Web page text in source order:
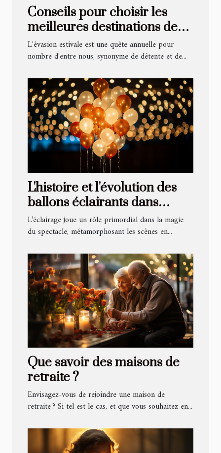
Conseils pour choisir les
meilleures destinations de
vacances d'été
L'évasion estivale est une quête annuelle pour
nombre d'entre nous, synonyme de détente et de...
L'histoire et l'évolution des
ballons éclairants dans
l'industrie du spectacle
L’éclairage joue un rôle primordial dans la magie
du spectacle, métamorphosant les scènes en...
Que savoir des maisons de
retraite ?
Envisagez-vous de rejoindre une maison de
retraite ? Si tel est le cas, et que vous souhaitez en...